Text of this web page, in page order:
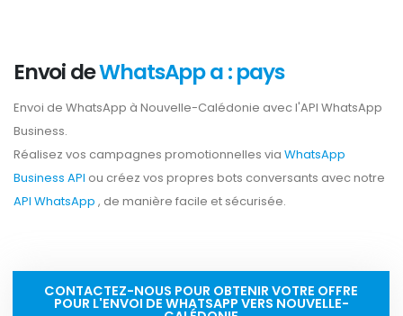
Envoi deWhatsApp a : pays
Envoi de WhatsApp à Nouvelle-Calédonie avec l'API WhatsApp
Business.
Réalisez vos campagnes promotionnelles via WhatsApp
Business API ou créez vos propres bots conversants avec notre
API WhatsApp , de manière facile et sécurisée.
CONTACTEZ-NOUS POUR OBTENIR VOTRE OFFRE
POUR L'ENVOI DE WHATSAPP VERS NOUVELLE-